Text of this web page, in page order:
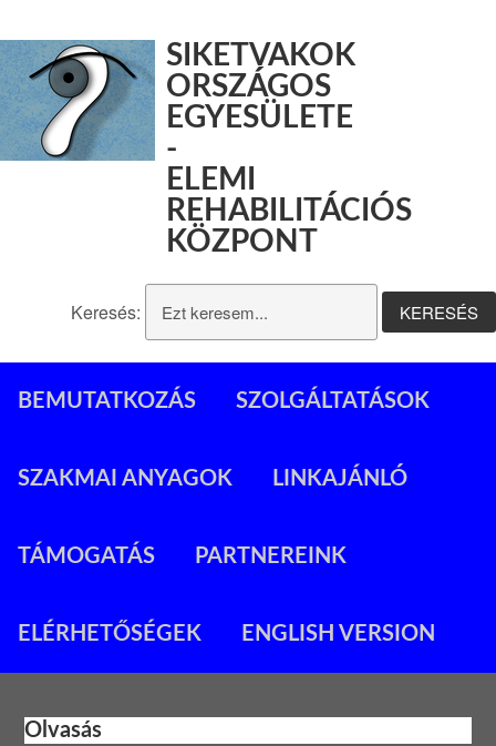
SIKETVAKOK
ORSZÁGOS
EGYESÜLETE
-
ELEMI
REHABILITÁCIÓS
KÖZPONT
Keresés:
BEMUTATKOZÁS SZOLGÁLTATÁSOK
SZAKMAI ANYAGOK LINKAJÁNLÓ
TÁMOGATÁS PARTNEREINK
ELÉRHETŐSÉGEK ENGLISH VERSION
Olvasás